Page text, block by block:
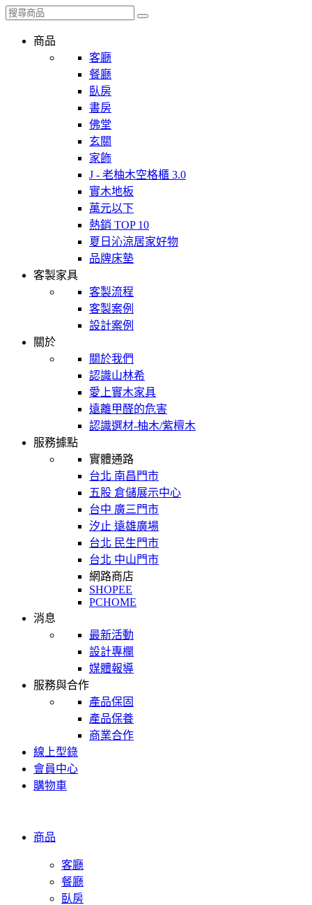
商品
客廳
餐廳
臥房
書房
佛堂
玄關
家飾
J - 老柚木空格櫃 3.0
實木地板
萬元以下
熱銷 TOP 10
夏日沁涼居家好物
品牌床墊
客製家具
客製流程
客製案例
設計案例
關於
關於我們
認識山林希
愛上實木家具
遠離甲醛的危害
認識選材-柚木/紫檀木
服務據點
實體通路
台北 南昌門市
五股 倉儲展示中心
台中 廣三門市
汐止 遠雄廣場
台北 民生門市
台北 中山門市
網路商店
SHOPEE
PCHOME
消息
最新活動
設計專欄
媒體報導
服務與合作
產品保固
產品保養
商業合作
線上型錄
會員中心
購物車
商品
客廳
餐廳
臥房